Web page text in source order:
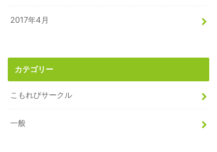
2017年4月
カテゴリー
こもれびサークル
一般